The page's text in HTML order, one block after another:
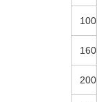
100
160
200